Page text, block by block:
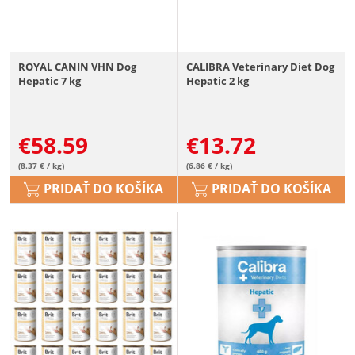
ROYAL CANIN VHN Dog
Hepatic 7 kg
€58.59
(8.37 € / kg)
PRIDAŤ DO KOŠÍKA
CALIBRA Veterinary Diet Dog
Hepatic 2 kg
€13.72
(6.86 € / kg)
PRIDAŤ DO KOŠÍKA